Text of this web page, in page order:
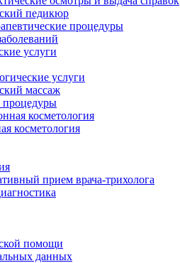
педикюр
процедуры
услуги
услуги
массаж
процедуры
косметология
косметология
прием врача-трихолога
помощи
данных